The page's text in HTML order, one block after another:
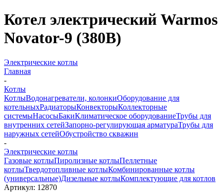
Котел электрический Warmos
Novator-9 (380В)
Электрические котлы
Главная
-
Котлы
КотлыВодонагреватели, колонкиОборудование для
котельныхРадиаторыКонвекторыКоллекторные
системыНасосыБакиКлиматическое оборудованиеТрубы для
внутренних сетейЗапорно-регулирующая арматураТрубы для
наружных сетейОбустройство скважин
-
Электрические котлы
Газовые котлыПиролизные котлыПеллетные
котлыТвердотопливные котлыКомбинированные котлы
(универсальные)Дизельные котлыКомплектующие для котлов
Артикул: 12870